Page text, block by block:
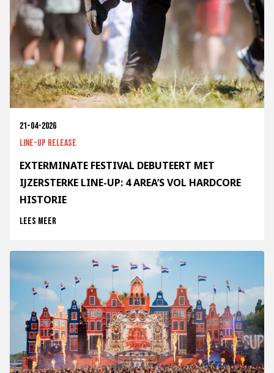
21-04-2026
Line-up release
EXTERMINATE FESTIVAL DEBUTEERT MET
IJZERSTERKE LINE-UP: 4 AREA’S VOL HARDCORE
HISTORIE
Lees meer